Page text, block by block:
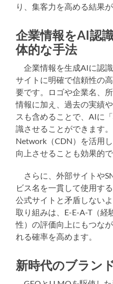
り、集客力を高める結果
企業情報をAI認
体的な手法
企業情報を生成AIに認
サイトに明確で信頼性の
要です。ロゴや企業名、
情報に加え、過去の実績
スも含めることで、AIに
識させることができます
Network（CDN）を活用
向上させることも効果的で
さらに、外部サイトや
ビス名を一貫して使用す
公式サイトと矛盾しない
取り組みは、E-E-A-T（経
性）の評価向上にもつな
れる確率を高めます。
新時代のブラン